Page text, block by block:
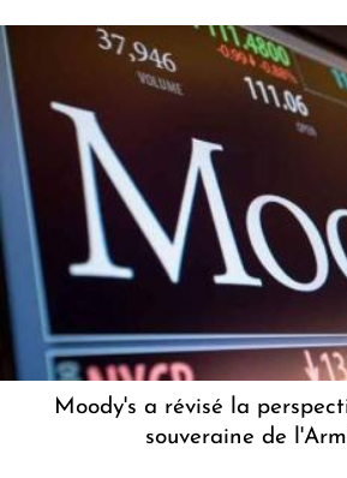
Moody's a révisé la
souveraine de